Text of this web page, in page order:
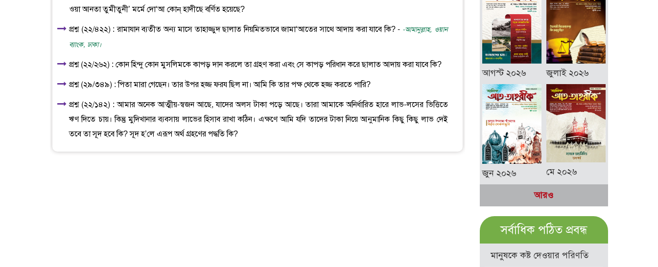
ওয়া আনতা তুমীতুনী’ মর্মে দো‘আ কোন্ হাদীছে বর্ণিত হয়েছে?
প্রশ্ন (২২/৪২২) : রামাযান ব্যতীত অন্য মাসে তাহাজ্জুদ ছালাত নিয়মিতভাবে জামা‘আতের সাথে আদায় করা যাবে কি? - -আমানুল্লাহ, ওয়ান
ব্যাংক, ঢাকা।
প্রশ্ন (২২/২৬২) : কোন হিন্দু কোন মুসলিমকে কাপড় দান করলে তা গ্রহণ করা এবং সে কাপড় পরিধান করে ছালাত আদায় করা যাবে কি?
প্রশ্ন (২৯/৩৪৯) : পিতা মারা গেছেন। তার উপর হজ্জ ফরয ছিল না। আমি কি তার পক্ষ থেকে হজ্জ করতে পারি?
প্রশ্ন (২২/১৪২) : আমার অনেক আত্মীয়-স্বজন আছে, যাদের অলস টাকা পড়ে আছে। তারা আমাকে অনির্ধারিত হারে লাভ-লসের ভিত্তিতে
ঋণ দিতে চায়। কিন্তু মুদিখানার ব্যবসায় লাভের হিসাব রাখা কঠিন। এক্ষণে আমি যদি তাদের টাকা নিয়ে আনুমানিক কিছু কিছু লাভ দেই
তবে তা সূদ হবে কি? সূদ হ’লে এরূপ অর্থ গ্রহণের পদ্ধতি কি?
আগস্ট ২০২৬ জুলাই ২০২৬
জুন ২০২৬ মে ২০২৬
আরও
সর্বাধিক পঠিত প্রবন্ধ
মানুষকে কষ্ট দেওয়ার পরিণতি